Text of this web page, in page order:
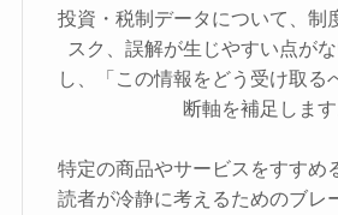
投資・税制データについて、制
スク、誤解が生じやすい点が
し、「この情報をどう受け取る
断軸を補足します
特定の商品やサービスをすすめ
読者が冷静に考えるためのブレ